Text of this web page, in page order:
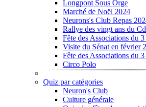
Longpont Sous Orge
Marché de Noël 2024
Neurons's Club Repas
Rallye des vingt ans du
Fête des Associations du
Visite du Sénat en février
Fête des Associations du
Circo Polo
Quiz par catégories
Neuron's Club
Culture générale